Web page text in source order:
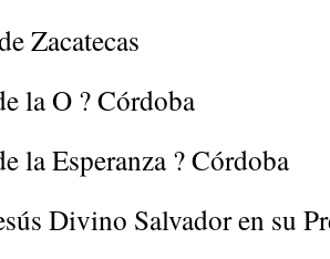
Zacatecas
la O ? Córdoba
la Esperanza ? Córdoba
Divino Salvador en su